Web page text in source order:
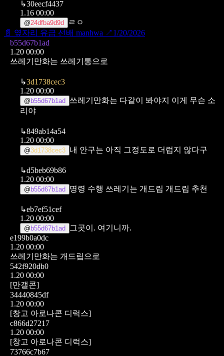
↳30eecf4437
1.16 00:00
@24dfba9d9d
ㄹㅇ
📄 옆자리 유급 선배 manhwa ↗ 1/20/2026
b55d67b1ad
1.20 00:00
쓰레기만화는 쓰레기통으로
↳3d1738cec3
1.20 00:00
@ b55d67b1ad
쓰레기만화는 다같이 봐야지 이게 무슨 소
리야
↳849ab14a54
1.20 00:00
@3d1738cec3 내 안구는 아직 그정도로 더럽지 않다구
↳d5beb69b86
1.20 00:00
@ b55d67b1ad 명령 수행 쓰레기는 개드립 개드립 추천
↳eb7ef51cef
1.20 00:00
@ b55d67b1ad
그곳이. 여기니까.
e199b0a0dc
1.20 00:00
쓰레기만화는 개드립으로
542f920db0
1.20 00:00
[만갤콘]
34440845df
1.20 00:00
[창고 아로나콘 디럭스]
c866d27217
1.20 00:00
[창고 아로나콘 디럭스]
73766c7b67